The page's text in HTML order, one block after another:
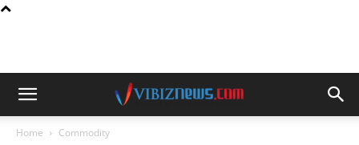
Home Commodity